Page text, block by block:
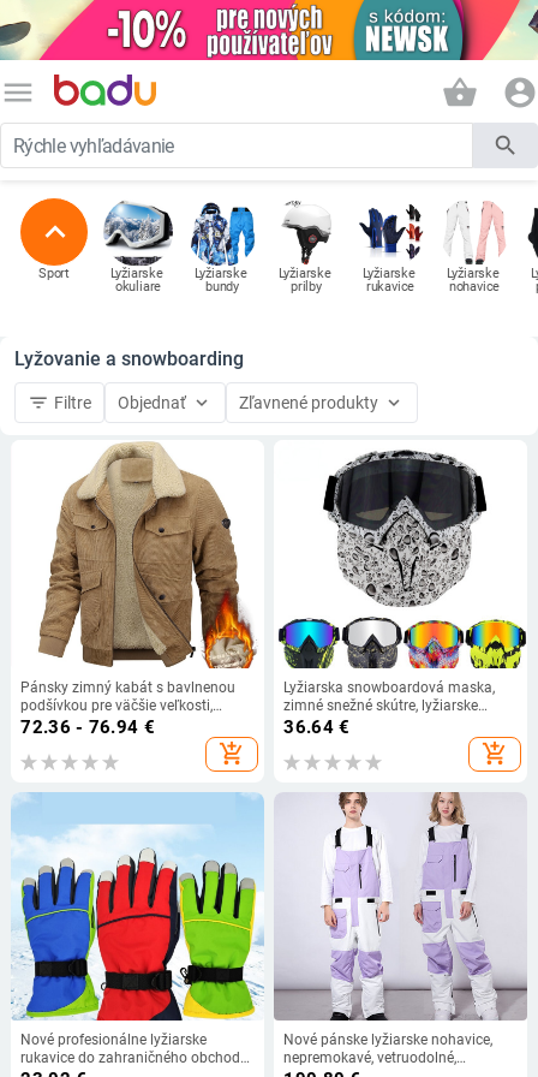
menu shopping_basket account_circle
search
expand_less
Šport
Lyžiarske
okuliare
Lyžiarske
bundy
Lyžiarske
prilby
Lyžiarske
rukavice
Lyžiarske
nohavice
Lyžovanie a snowboarding
filter_list Filtre Objednať keyboard_arrow_down Zľavnené produkty keyboard_arrow_down
Pánsky zimný kabát s bavlnenou
podšívkou pre väčšie veľkosti,
zahustený jahňací vlnený
chladuvzdorný teplý golier, vysoko
kvalitný manšestrový kabát s
72.36 - 76.94 €
add_shopping_cart
Lyžiarska snowboardová maska,
zimné snežné skútre, lyžiarske
okuliare, vetruodolné lyžiarske
okuliare, motokrosové slnečné
okuliare s filtrom v ústach
36.64€
add_shopping_cart
Nové profesionálne lyžiarske
rukavice do zahraničného obchodu
Nové pánske lyžiarske nohavice,
nepremokavé, vetruodolné,